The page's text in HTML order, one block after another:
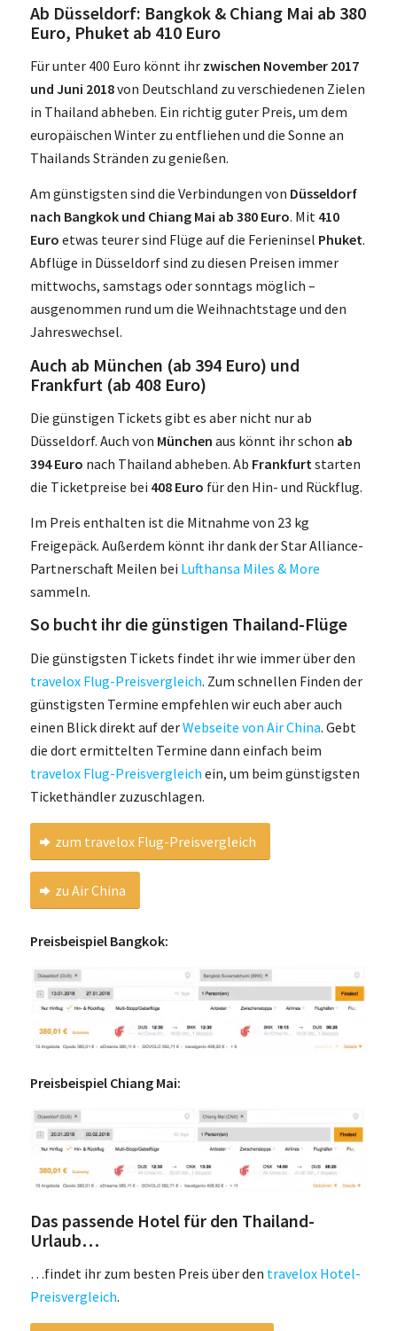
Ab Düsseldorf: Bangkok & Chiang Mai ab 380
Euro, Phuket ab 410 Euro
Für unter 400 Euro könnt ihr zwischen November 2017
und Juni 2018von Deutschland zu verschiedenen Zielen
in Thailand abheben. Ein richtig guter Preis, um dem
europäischen Winter zu entfliehen und die Sonne an
Thailands Stränden zu genießen.
Am günstigsten sind die Verbindungen von Düsseldorf
nach Bangkok und Chiang Mai ab 380 Euro. Mit 410
Euro etwas teurer sind Flüge auf die Ferieninsel Phuket.
Abflüge in Düsseldorf sind zu diesen Preisen immer
mittwochs, samstags oder sonntags möglich –
ausgenommen rund um die Weihnachtstage und den
Jahreswechsel.
Auch ab München (ab 394 Euro) und
Frankfurt (ab 408 Euro)
Die günstigen Tickets gibt es aber nicht nur ab
Düsseldorf. Auch von München aus könnt ihr schon ab
394 Euro nach Thailand abheben. Ab Frankfurtstarten
die Ticketpreise bei 408 Euro für den Hin- und Rückflug.
Im Preis enthalten ist die Mitnahme von 23 kg
Freigepäck. Außerdem könnt ihr dank der Star Alliance-
Partnerschaft Meilen bei Lufthansa Miles & More
sammeln.
So bucht ihr die günstigen Thailand-Flüge
Die günstigsten Tickets findet ihr wie immer über den
travelox Flug-Preisvergleich. Zum schnellen Finden der
günstigsten Termine empfehlen wir euch aber auch
einen Blick direkt auf derWebseite von Air China. Gebt
die dort ermittelten Termine dann einfach beim
travelox Flug-Preisvergleich ein, um beim günstigsten
Tickethändler zuzuschlagen.
zum travelox Flug-Preisvergleich
zu Air China
Preisbeispiel Bangkok:
Preisbeispiel Chiang Mai:
Das passende Hotel für den Thailand-
Urlaub…
…findet ihr zum besten Preis über den travelox Hotel-
Preisvergleich.